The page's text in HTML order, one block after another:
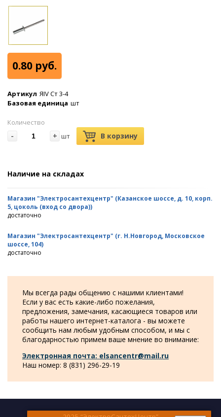
0.80 руб.
Артикул ЯIV Ст 3-4
Базовая единица шт
Количество
- + шт В корзину
Наличие на складах
Магазин "Электросантехцентр" (Казанское шоссе, д. 10, корп.
5, цоколь (вход со двора))
достаточно
Магазин "Электросантехцентр" (г. Н.Новгород, Московское
шоссе, 104)
достаточно
Мы всегда рады общению с нашими клиентами!
Если у вас есть какие-либо пожелания,
предложения, замечания, касающиеся товаров или
работы нашего интернет-каталога - вы можете
сообщить нам любым удобным способом, и мы с
благодарностью примем ваше мнение во внимание:
Электронная почта: elsancentr@mail.ru
Наш номер: 8 (831) 296-29-19